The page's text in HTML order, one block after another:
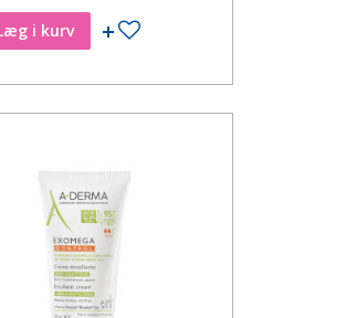
i kurv Tilføj til ønskeseddel